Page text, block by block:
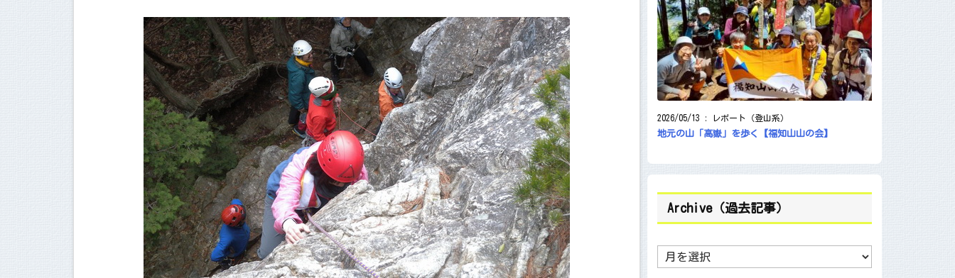
2026/05/13 : レポート（登山系）
地元の山「高嶽」を歩く【福知山山の会】
Archive（過去記事）